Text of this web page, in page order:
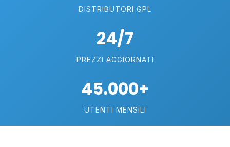
DISTRIBUTORI GPL
24/7
PREZZI AGGIORNATI
45.000+
UTENTI MENSILI